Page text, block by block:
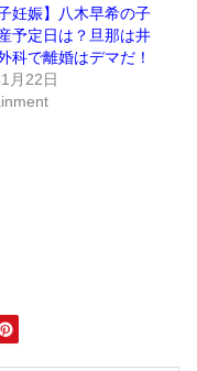
妊娠】八木早希の子
予定日は？旦那は井
科で離婚はデマだ！
月22日